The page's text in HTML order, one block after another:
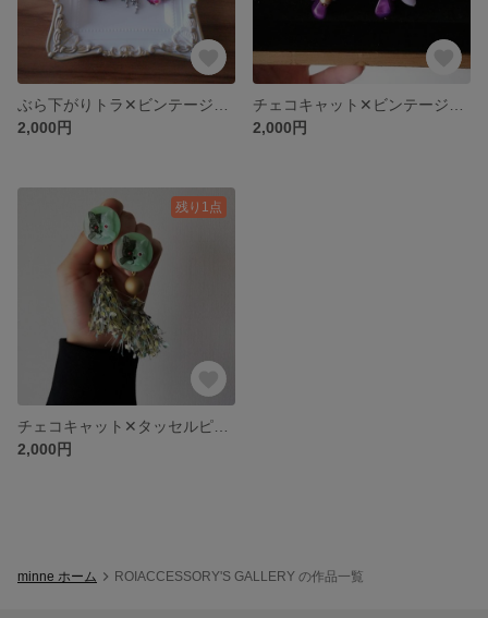
2,000円
2,000円
残り1点
2,000円
minne ホーム ROIACCESSORY'S GALLERY の作品一覧